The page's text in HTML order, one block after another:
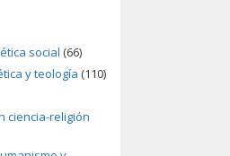
social (66)
y teología (110)
ciencia-religión